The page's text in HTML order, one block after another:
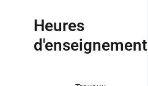
Heures
d'enseignement